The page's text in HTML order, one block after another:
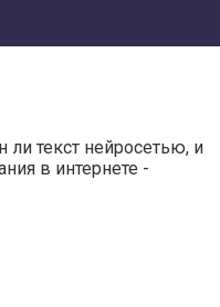
ли текст нейросетью, и
в интернете -